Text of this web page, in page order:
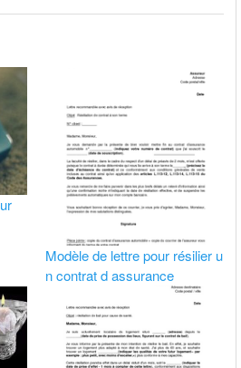
Modèle de lettre pour résilier u
n contrat d assurance